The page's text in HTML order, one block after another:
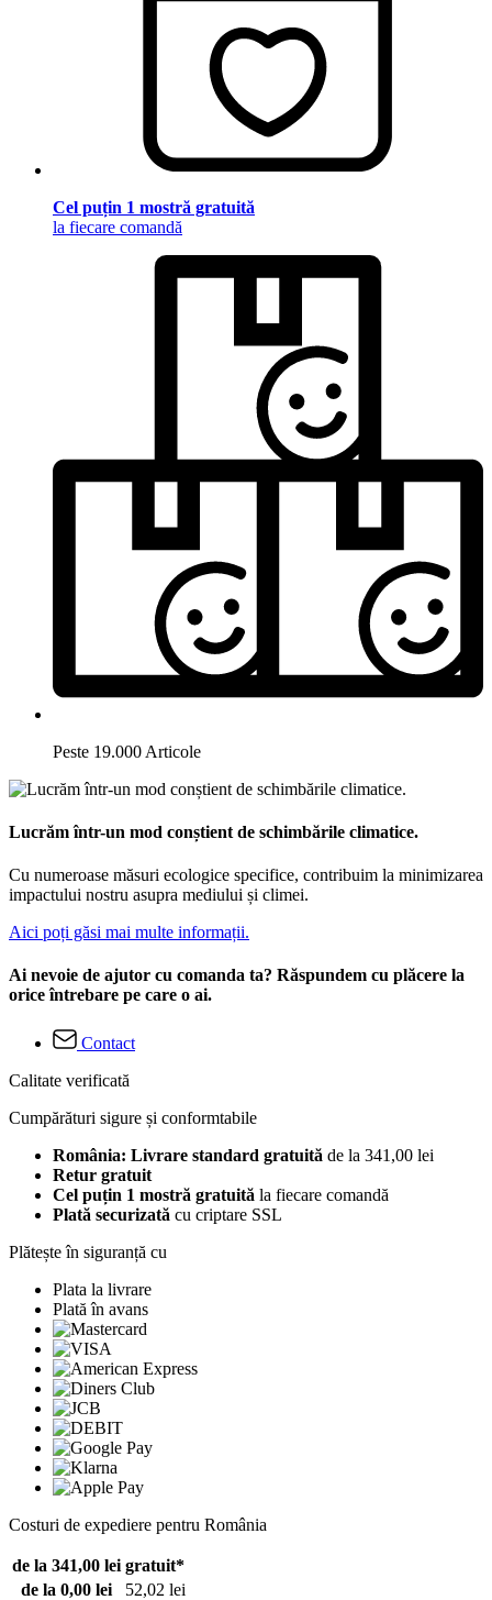
Cel puțin 1 mostră gratuită
la fiecare comandă
Peste 19.000 Articole
Lucrăm într-un mod conștient de schimbările climatice.
Cu numeroase măsuri ecologice specifice, contribuim la minimizarea
impactului nostru asupra mediului și climei.
Aici poți găsi mai multe informații.
Ai nevoie de ajutor cu comanda ta? Răspundem cu plăcere la
orice întrebare pe care o ai.
Contact
Calitate verificată
Cumpărături sigure și conformtabile
România: Livrare standard gratuită de la 341,00 lei
Retur gratuit
Cel puțin 1 mostră gratuită la fiecare comandă
Plată securizată cu criptare SSL
Plătește în siguranță cu
Plata la livrare
Plată în avans
Costuri de expediere pentru România
de la 341,00 lei gratuit*
de la 0,00 lei
52,02 lei